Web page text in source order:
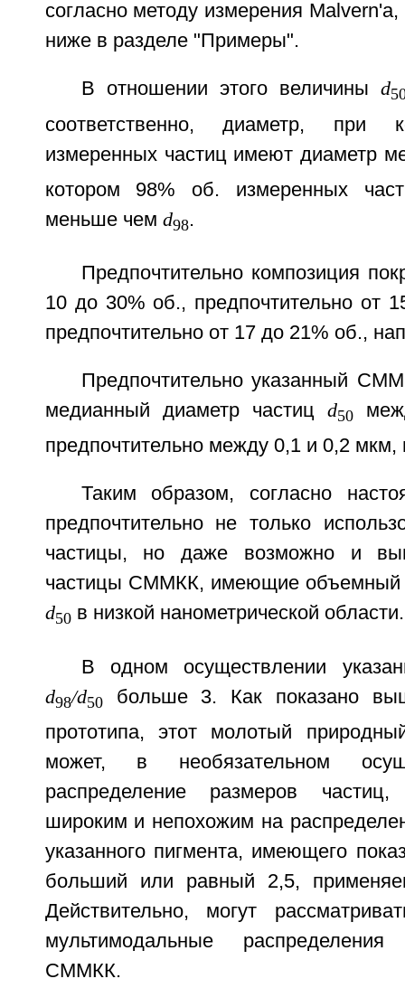
согласно методу измерения
ниже в разделе "Примеры".
В отношении этого величины d
соответственно, диаметр,
измеренных частиц имеют диаметр
котором 98% об. измеренных
меньше чем d98.
Предпочтительно композиция
10 до 30% об., предпочтительно от
предпочтительно от 17 до 21% об.,
Предпочтительно указанный
медианный диаметр частицd50
предпочтительно между 0,1 и 0,2
Таким образом, согласно
предпочтительно не только
частицы, но даже возможно и
частицы СММКК, имеющие объемный
d50в низкой нанометрической области.
В одном осуществлении
d98/d50больше 3. Как показано
прототипа, этот молотый
может, в необязательном
распределение размеров
широким и непохожим на
указанного пигмента, имеющего
больший или равный 2,5,
Действительно, могут
мультимодальные
СММКК.